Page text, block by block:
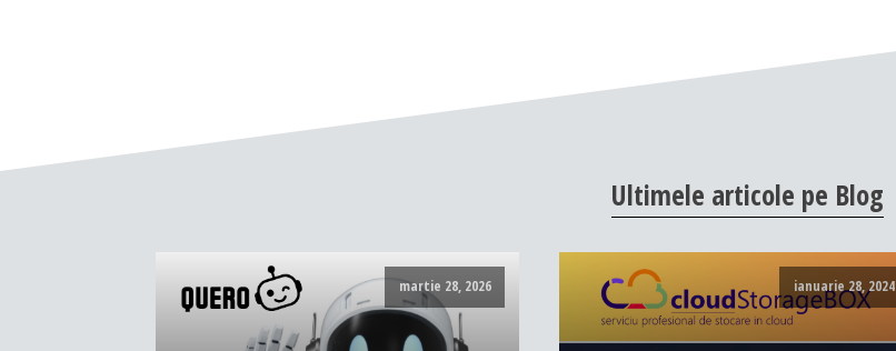
Ultimele articole pe Blog
martie 28, 2026 ianuarie 28, 2024